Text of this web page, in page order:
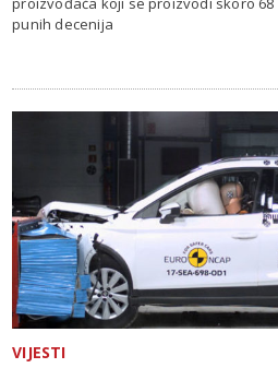
punih decenija
VIJESTI